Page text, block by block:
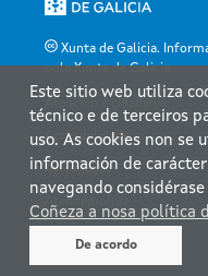
Xunta de Galicia.
pola Xunta de Galicia
Accesibilidade
Aviso legal
Atendémolo/a
Este sitio web utiliza
técnico e de terceiros
uso. As cookies non se
información de
navegando
Coñeza a nosa política
De acordo